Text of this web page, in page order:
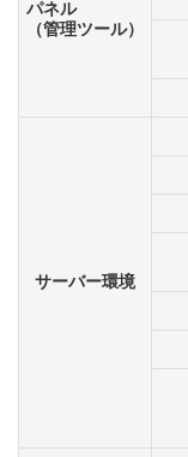
パネル
（管理ツール）
サーバー環境